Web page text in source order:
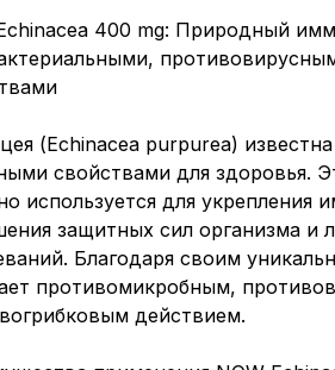
400 mg: Природный
(Echinacea purpurea)
свойствами для здоровья.
используется для укрепления
защитных сил организма и
Благодаря своим
противомикробным,
действием.